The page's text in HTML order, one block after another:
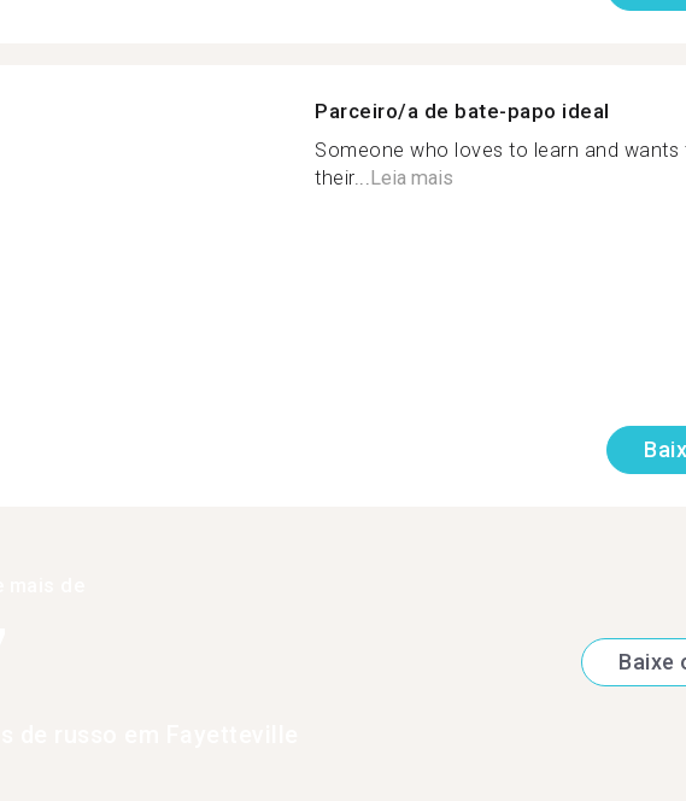
Parceiro/a de bate-papo ideal
Someone who loves to learn and wants
their...Leia mais
Baixe